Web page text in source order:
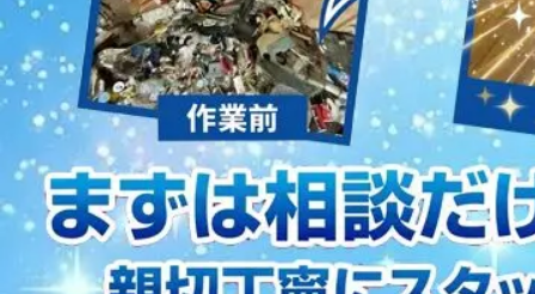
2023/01/12
買取・片付けのアイワクリーン